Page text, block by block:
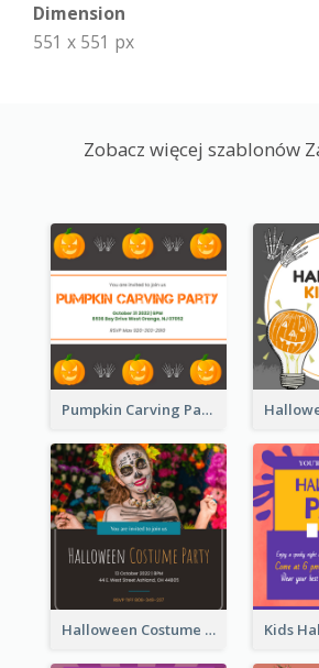
Dimension
551 x 551 px
Zobacz więcej szablonów
Pumpkin Carving Party Invitation
Halloween Costume Party Invitation